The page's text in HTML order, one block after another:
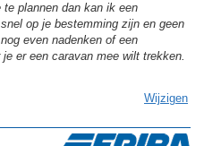
plannen dan kan ik een
op je bestemming zijn en geen
even nadenken of een
er een caravan mee wilt trekken.
Wijzigen